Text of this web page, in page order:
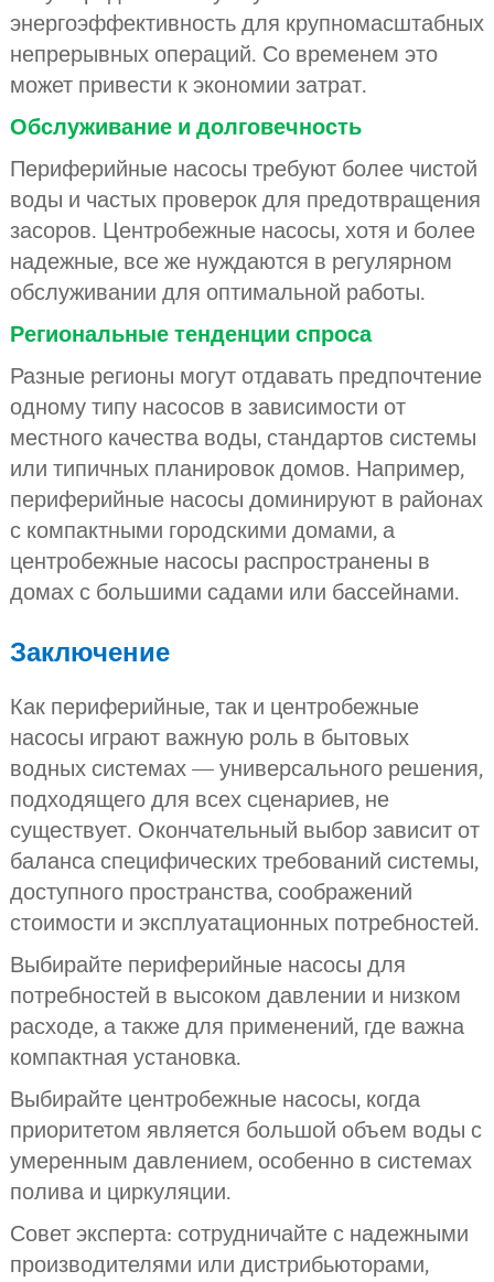
энергоэффективность для крупномасштабных
непрерывных операций. Со временем это
может привести к экономии затрат.
Обслуживание и долговечность
Периферийные насосы требуют более чистой
воды и частых проверок для предотвращения
засоров. Центробежные насосы, хотя и более
надежные, все же нуждаются в регулярном
обслуживании для оптимальной работы.
Региональные тенденции спроса
Разные регионы могут отдавать предпочтение
одному типу насосов в зависимости от
местного качества воды, стандартов системы
или типичных планировок домов. Например,
периферийные насосы доминируют в районах
с компактными городскими домами, а
центробежные насосы распространены в
домах с большими садами или бассейнами.
Заключение
Как периферийные, так и центробежные
насосы играют важную роль в бытовых
водных системах — универсального решения,
подходящего для всех сценариев, не
существует. Окончательный выбор зависит от
баланса специфических требований системы,
доступного пространства, соображений
стоимости и эксплуатационных потребностей.
Выбирайте периферийные насосы для
потребностей в высоком давлении и низком
расходе, а также для применений, где важна
компактная установка.
Выбирайте центробежные насосы, когда
приоритетом является большой объем воды с
умеренным давлением, особенно в системах
полива и циркуляции.
Совет эксперта: сотрудничайте с надежными
производителями или дистрибьюторами,